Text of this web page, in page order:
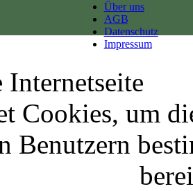
Über uns
AGB
Datenschutz
Impressum
Internetseite
Cookies, um
Benutzern